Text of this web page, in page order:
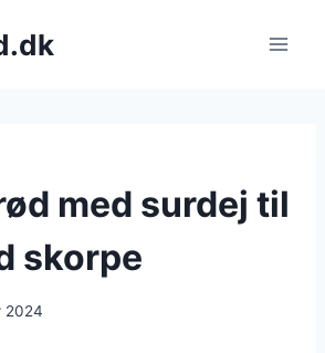
med surdej til
skorpe
2024